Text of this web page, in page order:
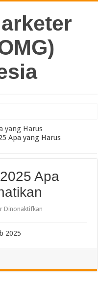
Hak Merek Bisnis
yang Harus
Apa yang Harus
Apa
Dinonaktifkan
Diperhatikan